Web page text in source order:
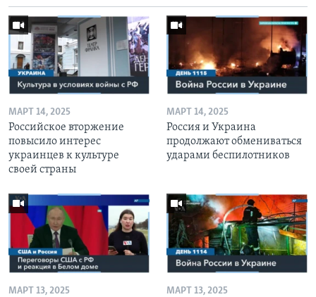
МАРТ 14, 2025
Российское вторжение
повысило интерес
украинцев к культуре
своей страны
МАРТ 14, 2025
Россия и Украина
продолжают обмениваться
ударами беспилотников
МАРТ 13, 2025 МАРТ 13, 2025